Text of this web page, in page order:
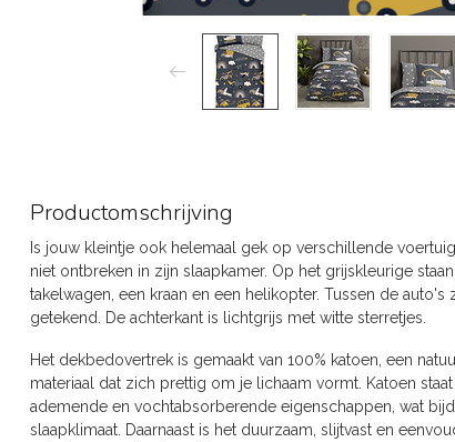
Productomschrijving
Is jouw kleintje ook helemaal gek op verschillende
niet ontbreken in zijn slaapkamer. Op het grijskleurige
takelwagen, een kraan en een helikopter. Tussen de
getekend. De achterkant is lichtgrijs met witte sterretjes.
Het dekbedovertrek is gemaakt van 100% katoen, een
materiaal dat zich prettig om je lichaam vormt. Katoen
ademende en vochtabsorberende eigenschappen, wat
slaapklimaat. Daarnaast is het duurzaam, slijtvast en